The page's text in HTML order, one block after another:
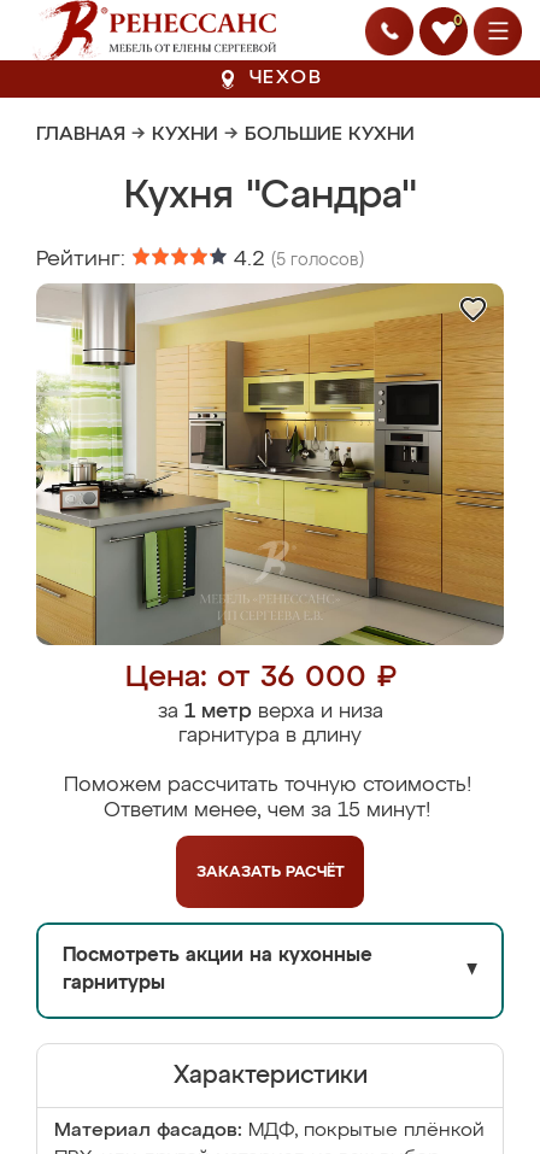
0
ЧЕХОВ
ГЛАВНАЯ → КУХНИ → БОЛЬШИЕ КУХНИ
Кухня "Сандра"
Рейтинг: 4.2 (5 голосов)
Цена: от 36 000 ₽
за 1 метрверха и низа
гарнитура в длину
Поможем рассчитать точную стоимость!
Ответим менее, чем за 15 минут!
ЗАКАЗАТЬ РАСЧЁТ
Посмотреть акции на кухонные
гарнитуры
▼
Характеристики
Материал фасадов: МДФ, покрытые плёнкой